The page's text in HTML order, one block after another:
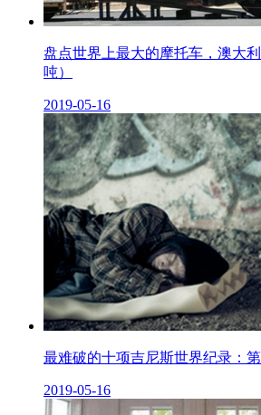
盘点世界上最大的摩托车，澳大
吨）
2019-05-16
最难破的十项吉尼斯世界纪录：
2019-05-16